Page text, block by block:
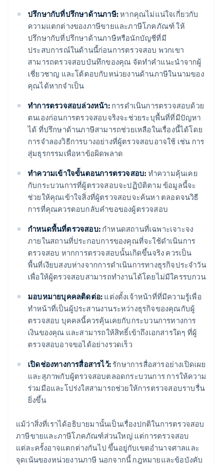
ปรึกษากับที่ปรึกษาด้านภาษี:หากคุณไม่แน่ใจเกี่ยวกับ
ความแตกต่างของภาษีขายและภาษีโภคภัณฑ์ ให้
ปรึกษากับที่ปรึกษาด้านภาษีหรือนักบัญชีที่มี
ประสบการณ์ในด้านนี้ก่อนการตรวจสอบ พวกเขา
สามารถตรวจสอบบันทึกของคุณ จัดทําคําแนะนําจากผู้
เชี่ยวชาญ และโต้ตอบกับหน่วยงานด้านภาษีในนามของ
คุณได้หากจําเป็น
ทําการตรวจสอบล่วงหน้า:การดำเนินการตรวจสอบด้วย
ตนเองก่อนการตรวจสอบจริงจะช่วยระบุพื้นที่ที่มีปัญหา
ได้ ที่ปรึกษาด้านภาษีสามารถช่วยเหลือในเรื่องนี้ได้โดย
การจำลองวิธีการบางอย่างที่ผู้ตรวจสอบอาจใช้ เช่น การ
สุ่มธุรกรรมเพื่อหาข้อผิดพลาด
ทําความเข้าใจขั้นตอนการตรวจสอบ: ทําความคุ้นเคย
กับกระบวนการที่ผู้ตรวจสอบจะปฏิบัติตาม ข้อมูลนี้จะ
ช่วยให้คุณเข้าใจสิ่งที่ผู้ตรวจสอบจะค้นหา ตลอดจนวิธี
การที่คุณควรตอบกลับคําขอของผู้ตรวจสอบ
กำหนดพื้นที่ตรวจสอบ: กำหนดสถานที่เฉพาะเจาะจง
ภายในสถานที่ประกอบการของคุณที่จะใช้ดำเนินการ
ตรวจสอบ หากการตรวจสอบนั้นเกิดขึ้นจริง ควรเป็น
พื้นที่เงียบสงบห่างจากการดำเนินการทางธุรกิจประจำวัน
เพื่อให้ผู้ตรวจสอบสามารถทำงานได้โดยไม่มีใครรบกวน
มอบหมายบุคคลติดต่อ: แต่งตั้งเจ้าหน้าที่ที่มีความรู้เพื่อ
ทำหน้าที่เป็นผู้ประสานงานระหว่างธุรกิจของคุณกับผู้
ตรวจสอบ บุคคลนี้ควรคุ้นเคยกับกระบวนการทางการ
เงินของคุณ และสามารถให้สิทธิ์เข้าถึงเอกสารใดๆ ที่ผู้
ตรวจสอบอาจขอได้อย่างรวดเร็ว
เปิดช่องทางการสื่อสารไว้: รักษาการสื่อสารอย่างเปิดเผย
และสุภาพกับผู้ตรวจสอบตลอดกระบวนการ การให้ความ
ร่วมมือและโปร่งใสสามารถช่วยให้การตรวจสอบราบรื่น
ยิ่งขึ้น
แม้ว่าสิ่งที่เราได้อธิบายมานั้นเป็นเรื่องปกติในการตรวจสอบ
ภาษีขายและภาษีโภคภัณฑ์ส่วนใหญ่ แต่การตรวจสอบ
แต่ละครั้งอาจแตกต่างกันไป ขึ้นอยู่กับเขตอำนาจศาลและ
จุดเน้นของหน่วยงานภาษี นอกจากนี้ กฎหมายและข้อบังคับ